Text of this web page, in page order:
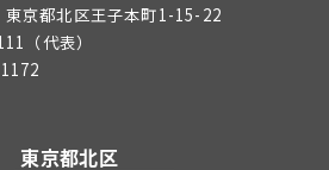
京都北区王子本町1-15-22
（代表）